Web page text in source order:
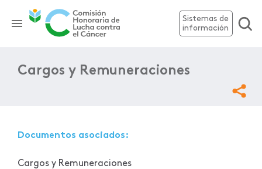
Sistemas de
información
Cargos y Remuneraciones
Documentos asociados:
Cargos y Remuneraciones